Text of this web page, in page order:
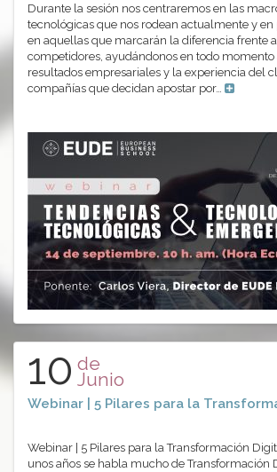
Durante la sesión nos centraremos en las
tecnológicas que nos rodean actualmente y
en aquellas que marcarán la diferencia frente
competidores, ayudándonos en todo momento
resultados empresariales y la experiencia del
compañías que decidan apostar por…
10 de
Junio
Webinar | 5 Pilares para la
Webinar | 5 Pilares para la Transformación
unos años se habla mucho de Transformación